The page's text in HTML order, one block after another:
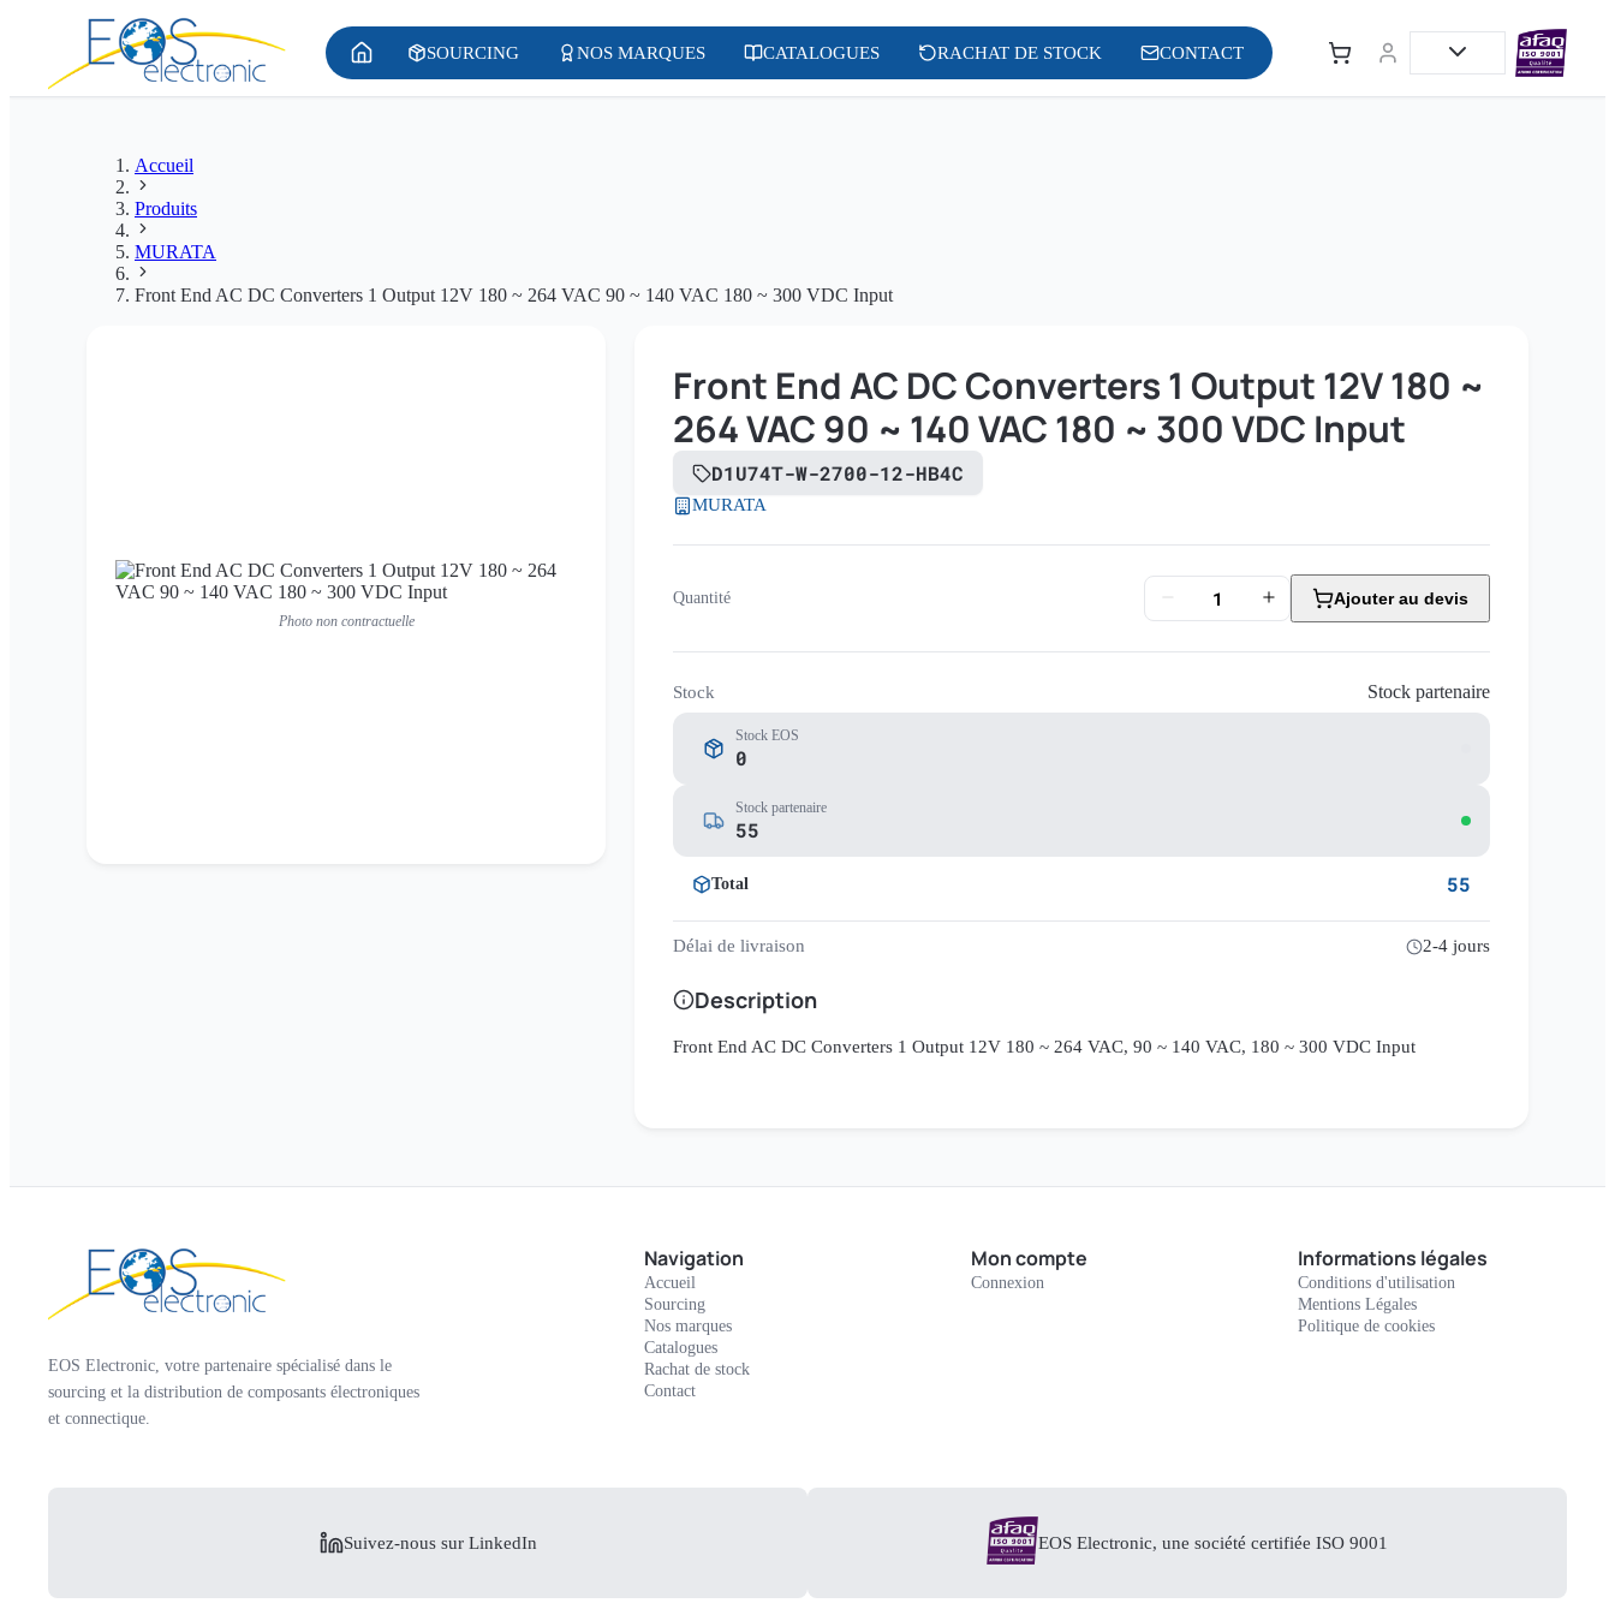
SOURCING NOS MARQUES CATALOGUES RACHAT DE STOCK CONTACT
Accueil
Produits
MURATA
Front End AC DC Converters 1 Output 12V 180 ~ 264 VAC 90 ~ 140 VAC 180 ~ 300 VDC Input
Photo non contractuelle
Front End AC DC Converters 1 Output 12V 180 ~
264 VAC 90 ~ 140 VAC 180 ~ 300 VDC Input
D1U74T-W-2700-12-HB4C
MURATA
Quantité Ajouter au devis
Stock Stock partenaire
Stock EOS
0
Stock partenaire
55
Total 55
Délai de livraison 2-4 jours
Description
Front End AC DC Converters 1 Output 12V 180 ~ 264 VAC, 90 ~ 140 VAC, 180 ~ 300 VDC Input
EOS Electronic, votre partenaire spécialisé dans le
sourcing et la distribution de composants électroniques
et connectique.
Navigation
Accueil
Sourcing
Nos marques
Catalogues
Rachat de stock
Contact
Mon compte
Connexion
Informations légales
Conditions d'utilisation
Mentions Légales
Politique de cookies
Suivez-nous sur LinkedIn EOS Electronic, une société certifiée ISO 9001